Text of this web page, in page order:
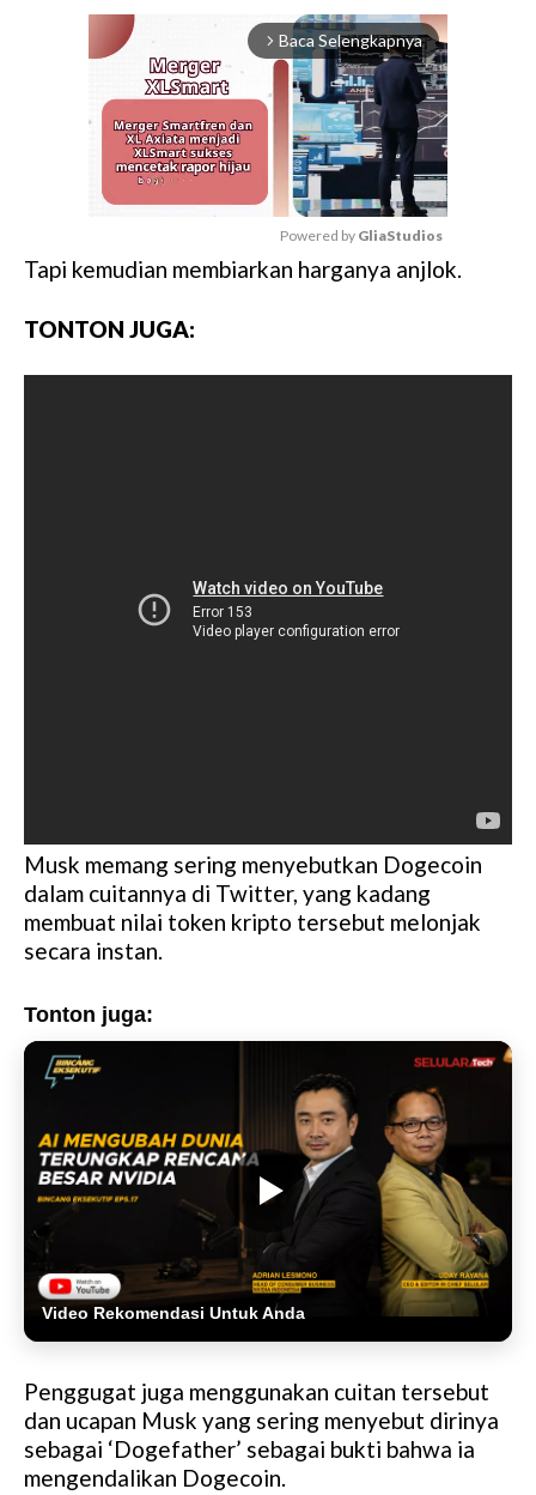
arrow_forward_ios Baca Selengkapnya
M
Powered by GliaStudios
Tapi kemudian membiarkan harganya anjlok.
TONTON JUGA:
Musk memang sering menyebutkan Dogecoin
dalam cuitannya di Twitter, yang kadang
membuat nilai token kripto tersebut melonjak
secara instan.
Tonton juga:
Video Rekomendasi Untuk Anda
Penggugat juga menggunakan cuitan tersebut
dan ucapan Musk yang sering menyebut dirinya
sebagai ‘Dogefather’ sebagai bukti bahwa ia
mengendalikan Dogecoin.